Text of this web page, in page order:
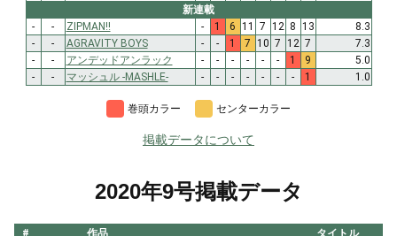
新連載
-
- ZIPMAN!! - 1 6 11 7 12 8 13
8.3
-
- AGRAVITY BOYS - - 1 7 10 7 12 7
7.3
-
- アンデッドアンラック - - - - - - 1 9
5.0
-
- マッシュル -MASHLE- - - - - - - - 1 1.0
巻頭カラー センターカラー
掲載データについて
2020年9号掲載データ
# 作品
タイトル